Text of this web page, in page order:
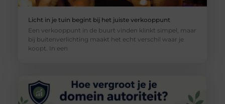
Licht in je tuin begint bij het juiste verkooppunt
Een verkooppunt in de buurt vinden klinkt simpel, maar
bij buitenverlichting maakt het echt verschil waar je
koopt. In een